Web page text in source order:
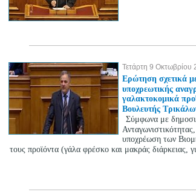
Τετάρτη 9 Οκτωβρίου
Ερώτηση σχετικά
υποχρεωτικής
γαλακτοκομικά
Βουλευτής
Σύμφωνα με
υποχρέωση των
τους προϊόντα (γάλα φρέσκο και μακράς διάρκειας,